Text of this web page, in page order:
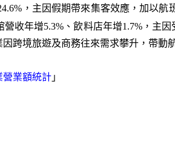
，主因假期帶來集客效應，加以
收年增5.3%、飲料店年增1.7%，主
跨境旅遊及商務往來需求攀升，帶動
營業額統計 」